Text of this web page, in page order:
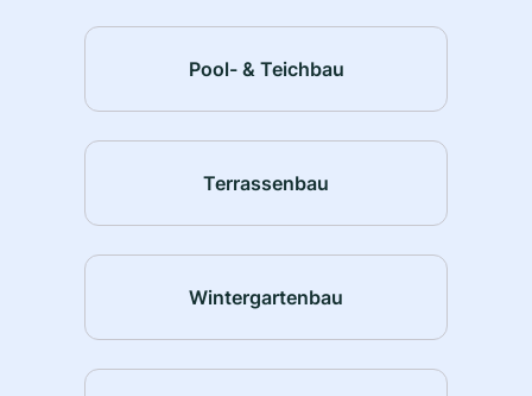
Pool- & Teichbau
Terrassenbau
Wintergartenbau